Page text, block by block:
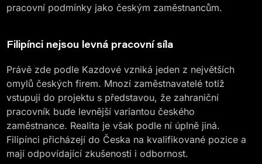
pracovní podmínky jako českým zaměstnancům.
Filipínci nejsou levná pracovní síla
Právě zde podle Kazdové vzniká jeden z největších
omylů českých firem. Mnozí zaměstnavatelé totiž
vstupují do projektu s představou, že zahraniční
pracovník bude levnější variantou českého
zaměstnance. Realita je však podle ní úplně jiná.
Filipínci přicházejí do Česka na kvalifikované pozice a
mají odpovídající zkušenosti i odbornost.